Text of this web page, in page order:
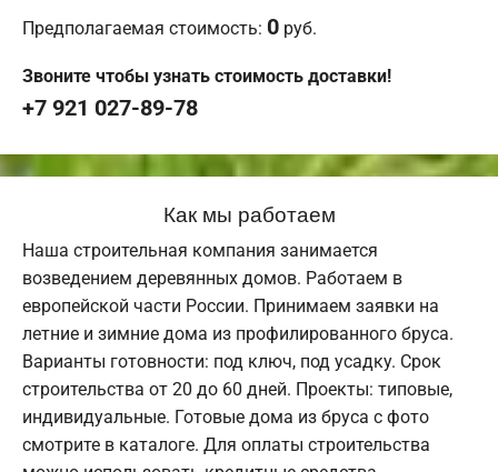
Предполагаемая стоимость: 0 руб.
Звоните чтобы узнать стоимость доставки!
+7 921 027-89-78
Как мы работаем
Наша строительная компания занимается
возведением деревянных домов. Работаем в
европейской части России. Принимаем заявки на
летние и зимние дома из профилированного бруса.
Варианты готовности: под ключ, под усадку. Срок
строительства от 20 до 60 дней. Проекты: типовые,
индивидуальные. Готовые дома из бруса с фото
смотрите в каталоге. Для оплаты строительства